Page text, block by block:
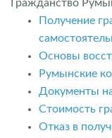
Гражданство
Получение
Основы
Румынские
Документы
Стоимость
Отказ в